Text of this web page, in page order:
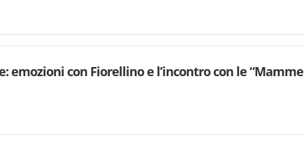
emozioni con Fiorellino e l’incontro con le “Mamme